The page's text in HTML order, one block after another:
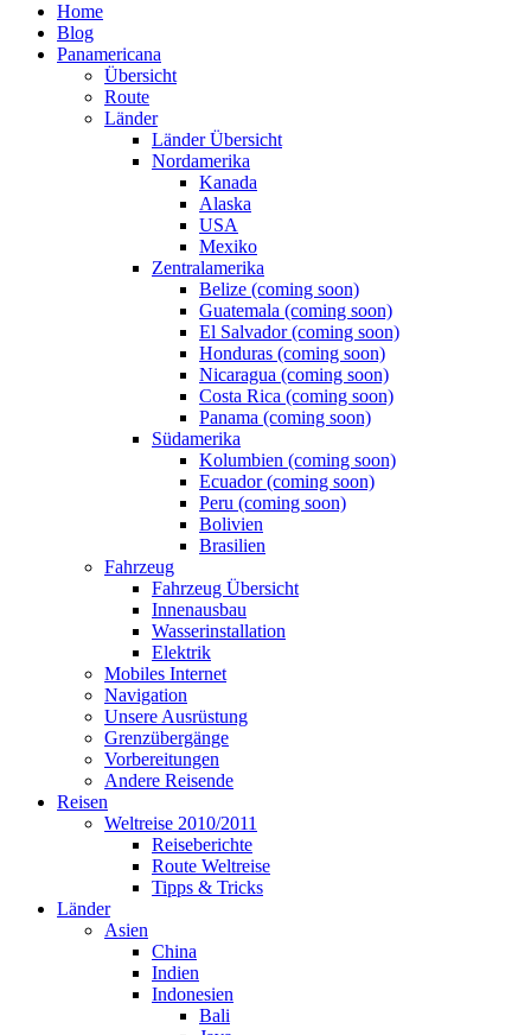
Home
Blog
Panamericana
Übersicht
Route
Länder
Länder Übersicht
Nordamerika
Kanada
Alaska
USA
Mexiko
Zentralamerika
Belize (coming soon)
Guatemala (coming soon)
El Salvador (coming soon)
Honduras (coming soon)
Nicaragua (coming soon)
Costa Rica (coming soon)
Panama (coming soon)
Südamerika
Kolumbien (coming soon)
Ecuador (coming soon)
Peru (coming soon)
Bolivien
Brasilien
Fahrzeug
Fahrzeug Übersicht
Innenausbau
Wasserinstallation
Elektrik
Mobiles Internet
Navigation
Unsere Ausrüstung
Grenzübergänge
Vorbereitungen
Andere Reisende
Reisen
Weltreise 2010/2011
Reiseberichte
Route Weltreise
Tipps & Tricks
Länder
Asien
China
Indien
Indonesien
Bali